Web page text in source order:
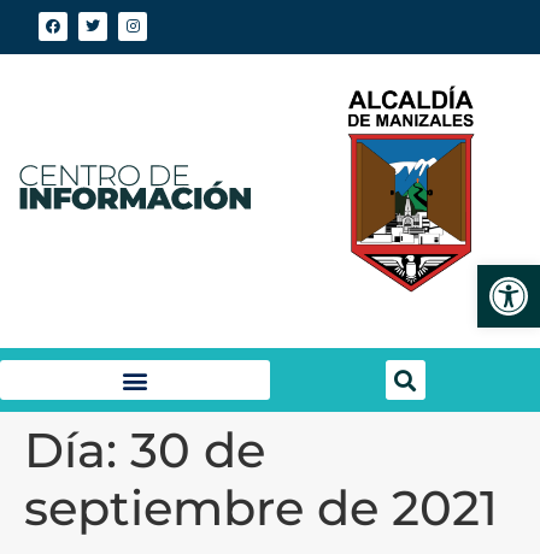
Día: 30 de
septiembre de 2021